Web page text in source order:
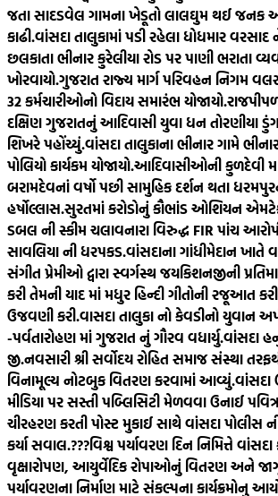
જતા સાદડવેલ ગામના ખેડૂતો લાલઘુમ થઈ જનક
કાઢી.વાંસદા તાલુકામાં પડી રહેલા ધોધમાર
છલકાતા ભીનાર કુરેલીયા રોડ પર પાણી ભરાતા
ખોરવાયો.ગુજરાત રાજ્ય માર્ગ પરિવહન નિગમ
32 કર્મચારીઓનો વિદાય સમારંભ યોજાયો.
દક્ષિણ ગુજરાતનું આદિવાસી યુવા ધન તોરણીયા
શિખરે પહોંચ્યું.વાંસદા તાલુકાના ભીનાર ગામે
પોલિયો કાર્યકમ યોજાયો.આદિવાસીઓની કુળદેવી
બરામદેવનાં વર્ષો પછી સામુહિક દર્શન થતા
હર્ષોલ્લાસ.સુરતમાં કરોડોનું કૌભાંડ ઓશિયન
ડબલ ની સ્કીમ ચલાવનારા વિરુદ્ધ FIR પાંચ
સાવલિયા ની ધરપકડ.વાંસદાના ગાંધીમેદાન ખાતે
સંગીત પ્રેમીઓ દ્વારા સ્વર્ગસ્થ જયકિશનજીની
કરી તેમની યાદ માં મધુર હિન્દી ગીતોની રજૂઆત
ઉજવણી કરી.વાસદા તાલુકા નો કેવડીનો યુવાન
-પર્વતારોહણ માં ગુજરાત નું ગૌરવ વધાર્યુ.વાંસદા
જી.નવસારી શ્રી સર્વોદય રોહિત સમાજ સંસ્થા
વિનામૂલ્ય નોટબુક વિતરણ કરવામાં આવ્યું.વાંસદા
મીડિયા પર સસ્તી પબ્લિસિટી મેળવવા ઉનાઈ
ચીરહરણ કરતી પોસ્ટ મુકાઈ સાથે વાંસદા પોલીસ
કર્યા સવાલ.???વિશ્વ પર્યાવરણ દિન નિમિત્તે વાંસદા
વૃક્ષારોપણ, આયુર્વેદિક રોપાઓનું વિતરણ અને
પર્યાવરણના નિર્માણ માટે સંકલ્પના કાર્યક્રમોનુ